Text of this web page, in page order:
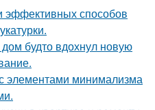
эффективных способов
будто вдохнул новую
элементами минимализма